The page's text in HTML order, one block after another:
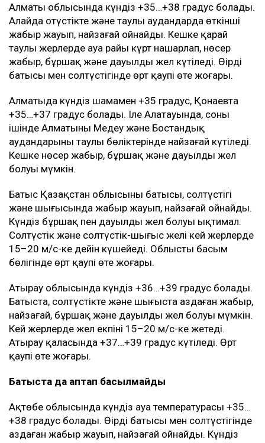
Алматы облысында күндіз +35…+38 градус болады.
Алайда оңтүстікте және таулы аудандарда өткінші
жаңбыр жауып, найзағай ойнайды. Кешке қарай
таулы жерлерде ауа райы күрт нашарлап, нөсер
жаңбыр, бұршақ және дауылды жел күтіледі. Өңірдің
батысы мен солтүстігінде өрт қаупі өте жоғары.
Алматыда күндіз шамамен +35 градус, Қонаевта
+35…+37 градус болады. Іле Алатауында, соның
ішінде Алматының Медеу және Бостандық
аудандарының таулы бөліктерінде найзағай күтіледі.
Кешке нөсер жаңбыр, бұршақ және дауылды жел
болуы мүмкін.
Батыс Қазақстан облысының батысы, солтүстігі
және шығысында жаңбыр жауып, найзағай ойнайды.
Күндіз бұршақ пен дауылды жел болуы ықтимал.
Солтүстік және солтүстік-шығыс желі кей жерлерде
15–20 м/с-ке дейін күшейеді. Облыстың басым
бөлігінде өрт қаупі өте жоғары.
Атырау облысында күндіз +36…+39 градус болады.
Батыста, солтүстікте және шығыста аздаған жаңбыр,
найзағай, бұршақ және дауылды жел болуы мүмкін.
Кей жерлерде жел екпіні 15–20 м/с-ке жетеді.
Атырау қаласында +37…+39 градус күтіледі. Өрт
қаупі өте жоғары.
Батыста да аптап басылмайды
Ақтөбе облысында күндіз ауа температурасы +35…
+38 градус болады. Өңірдің батысы мен солтүстігінде
аздаған жаңбыр жауып, найзағай ойнайды. Күндіз